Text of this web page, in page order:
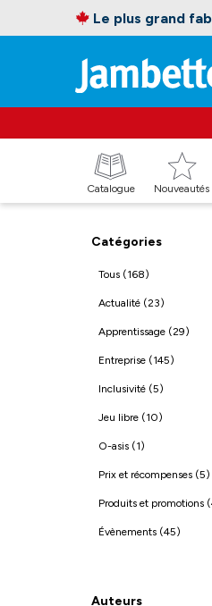
Le plus grand
Catalogue Nouveautés
Catégories
Tous (168)
Actualité (23)
Apprentissage (29)
Entreprise (145)
Inclusivité (5)
Jeu libre (10)
O-asis (1)
Prix et récompenses (5)
Produits et promotions
Évènements (45)
Auteurs